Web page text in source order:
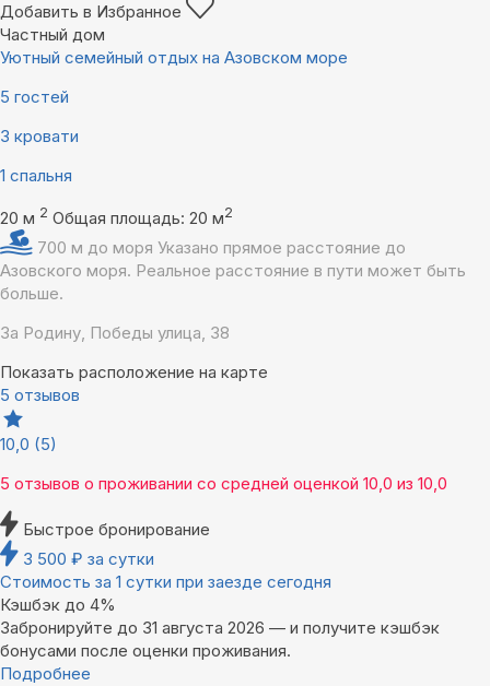
Добавить в Избранное
Частный дом
Уютный семейный отдых на Азовском море
5 гостей
3 кровати
1 спальня
20 м 2 Общая площадь: 20 м2
700 м до моря Указано прямое расстояние до
Азовского моря. Реальное расстояние в пути может быть
больше.
За Родину, Победы улица, 38
Показать расположение на карте
5 отзывов
10,0 (5)
5 отзывов о проживании со средней оценкой 10,0 из 10,0
Быстрое бронирование
3 500 ₽ за сутки
Стоимость за 1 сутки при заезде сегодня
Кэшбэк до 4%
Забронируйте до 31 августа 2026 — и получите кэшбэк
бонусами после оценки проживания.
Подробнее